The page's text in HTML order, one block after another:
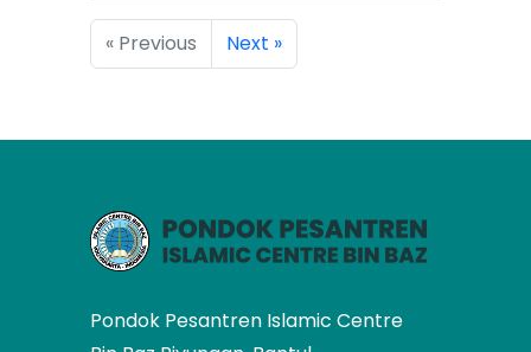
« Previous Next »
Pondok Pesantren Islamic Centre